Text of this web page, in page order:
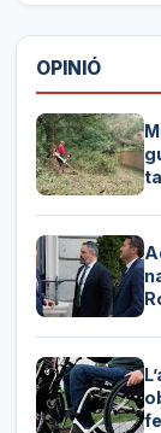
OPINIÓ